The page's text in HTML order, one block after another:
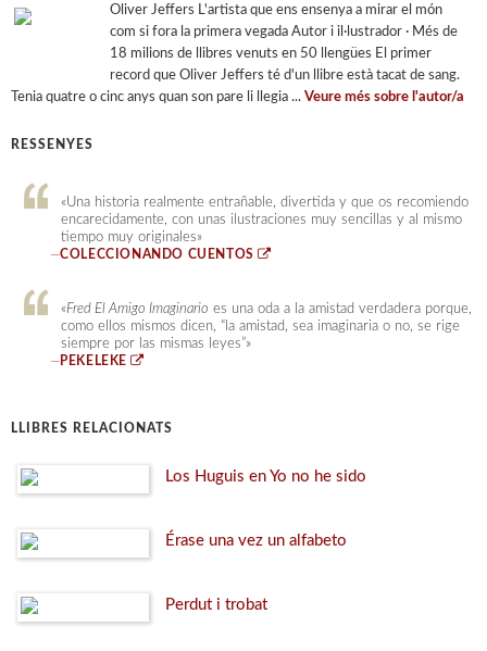
Oliver Jeffers L'artista que ens ensenya a mirar el món
com si fora la primera vegada Autor i il·lustrador · Més de
18 milions de llibres venuts en 50 llengües El primer
record que Oliver Jeffers té d'un llibre està tacat de sang.
Tenia quatre o cinc anys quan son pare li llegia ... Veure més sobre l'autor/a
RESSENYES
«Una historia realmente entrañable, divertida y que os recomiendo
encarecidamente, con unas ilustraciones muy sencillas y al mismo
tiempo muy originales»
—COLECCIONANDO CUENTOS
«Fred El Amigo Imaginario es una oda a la amistad verdadera porque,
como ellos mismos dicen, “la amistad, sea imaginaria o no, se rige
siempre por las mismas leyes”»
—PEKELEKE
LLIBRES RELACIONATS
Los Huguis en Yo no he sido
Érase una vez un alfabeto
Perdut i trobat